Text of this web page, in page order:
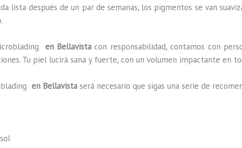
lista después de un par de semanas, los pigmentos se van
en Bellavistacon responsabilidad, contamos con
Tu piel lucirá sana y fuerte, con un volumen impactante en
en Bellavista será necesario que sigas una serie de